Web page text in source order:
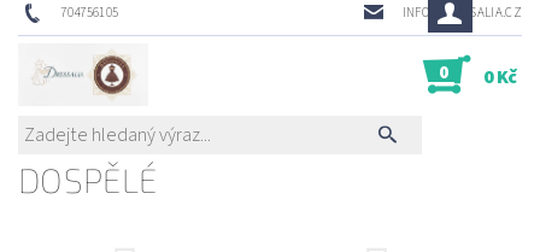
704756105 INFO@DRESSALIA.CZ
0 0 Kč
DOSPĚLÉ